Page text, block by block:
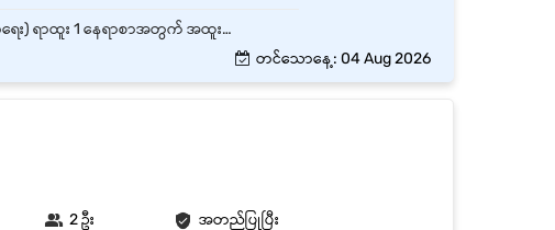
ဒဂုံမြို့သစ်မြောက်ပိုင်း၊ Yangonတွင်ရှိသော Full Time Sales (သို့မဟုတ် ဆိုင်အရောင်းစာရေး) ရာထူး 1 နေရာစာအတွက် အထူးအခွင့်အရေး၊ လုပ်သက် - Entry Level နှင့် Monthly လစာကောင်းကောင်းပေးမည်။
တင်သောနေ့: 04 Aug 2026
2 ဦး အတည်ပြုပြီး